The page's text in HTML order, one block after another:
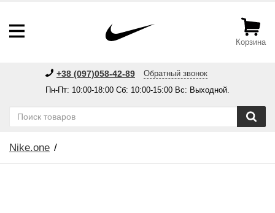
Корзина
+38 (097)058-42-89
Обратный звонок
Пн-Пт: 10:00-18:00 Сб: 10:00-15:00 Вс: Выходной.
Nike.one